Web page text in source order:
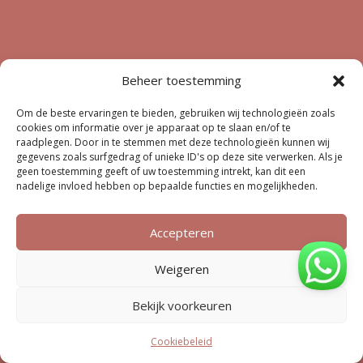
Beheer toestemming
Om de beste ervaringen te bieden, gebruiken wij technologieën zoals
cookies om informatie over je apparaat op te slaan en/of te
raadplegen. Door in te stemmen met deze technologieën kunnen wij
gegevens zoals surfgedrag of unieke ID's op deze site verwerken. Als je
geen toestemming geeft of uw toestemming intrekt, kan dit een
nadelige invloed hebben op bepaalde functies en mogelijkheden.
Accepteren
Weigeren
Bekijk voorkeuren
Cookiebeleid